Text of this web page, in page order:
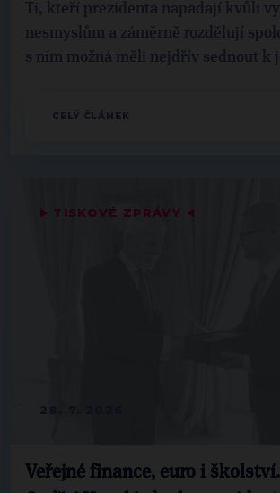
Ti, kteří prezidenta napadají kvůli
nesmyslům a záměrně rozdělují
s ním možná měli nejdřív sednout k
CELÝ ČLÁNEK
▶ TISKOVÉ ZPRÁVY ◀
Veřejné finance, euro i